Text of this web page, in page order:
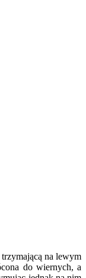
na lewym
do wiernych, a